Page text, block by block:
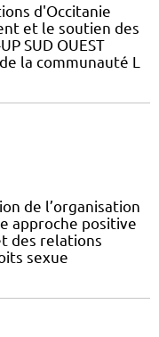
d'Occitanie
et le soutien des
SUD OUEST
la communauté L
de l’organisation
approche positive
des relations
sexue